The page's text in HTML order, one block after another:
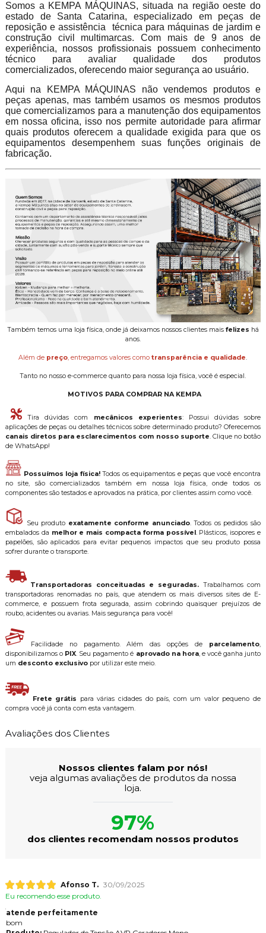
Somos a KEMPA MÁQUINAS, situada na região oeste do
estado de Santa Catarina, especializado em peças de
reposição e assistência técnica para máquinas de jardim e
construção civil multimarcas. Com mais de 9 anos de
experiência, nossos profissionais possuem conhecimento
técnico para avaliar qualidade dos produtos
comercializados, oferecendo maior segurança ao usuário.
Aqui na KEMPA MÁQUINAS não vendemos produtos e
peças apenas, mas também usamos os mesmos produtos
que comercializamos para a manutenção dos equipamentos
em nossa oficina, isso nos permite autoridade para afirmar
quais produtos oferecem a qualidade exigida para que os
equipamentos desempenhem suas funções originais de
fabricação.
Também temos uma loja física, onde já deixamos nossos clientes mais felizes há
anos.
Além de preço, entregamos valores comotransparência e qualidade.
Tanto no nosso e-commerce quanto para nossa loja física, você é especial.
MOTIVOS PARA COMPRAR NA KEMPA
Tira dúvidas com mecânicos experientes: Possui dúvidas sobre
aplicações de peças ou detalhes técnicos sobre determinado produto? Oferecemos
canais diretos para esclarecimentos com nosso suporte. Clique no botão
de WhatsApp!
Possuímos loja física!Todos os equipamentos e peças que você encontra
no site, são comercializados também em nossa loja física, onde todos os
componentes são testados e aprovados na prática, por clientes assim como você.
Seu produto exatamente conforme anunciado. Todos os pedidos são
embalados da melhor e mais compacta forma possível . Plásticos, isopores e
papelões, são aplicados para evitar pequenos impactos que seu produto possa
sofrer durante o transporte.
Transportadoras conceituadas e seguradas. Trabalhamos com
transportadoras renomadas no país, que atendem os mais diversos sites de E-
commerce, e possuem frota segurada, assim cobrindo quaisquer prejuízos de
roubo, acidentes ou avarias. Mais segurança para você!
Facilidade no pagamento. Além das opções de parcelamento,
disponibilizamos o PIX. Seu pagamento é aprovado na hora, e você ganha junto
um desconto exclusivopor utilizar este meio.
Frete grátis para várias cidades do país, com um valor pequeno de
compra você já conta com esta vantagem.
Avaliações dos Clientes
Nossos clientes falam por nós!
veja algumas avaliações de produtos da nossa
loja.
97%
dos clientes recomendam nossos produtos
Afonso T. 30/09/2025
Eu recomendo esse produto.
atende perfeitamente
bom